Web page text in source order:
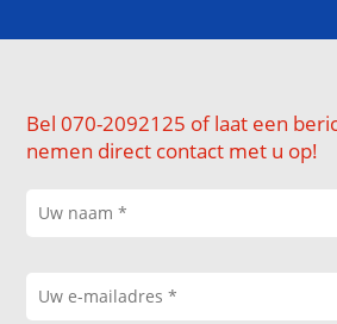
Bel 070-2092125 of laat een
nemen direct contact met u op!